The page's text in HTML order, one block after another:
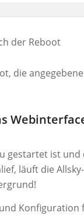
der Reboot
die
gestartet ist
läuft die
Konfiguration